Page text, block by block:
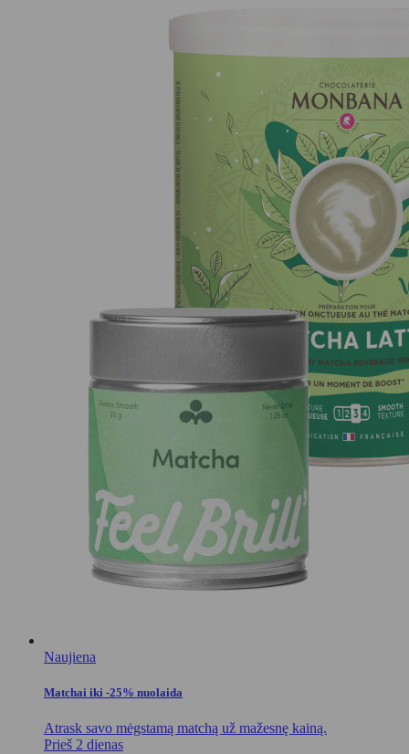
Naujiena
Matchai iki -25% nuolaida
Atrask savo mėgstamą matchą už mažesnę kainą.
Prieš 2 dienas